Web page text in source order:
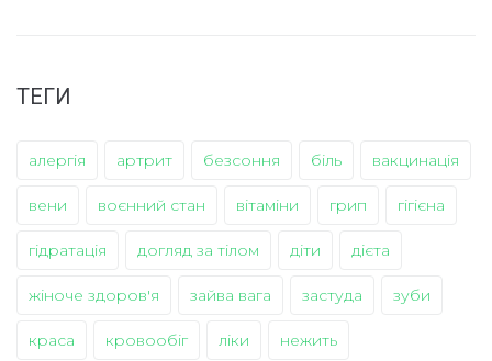
ТЕГИ
алергія артрит безсоння біль вакцинація
вени воєнний стан вітаміни грип гігієна
гідратація догляд за тілом діти дієта
жіноче здоров'я зайва вага застуда зуби
краса кровообіг ліки нежить